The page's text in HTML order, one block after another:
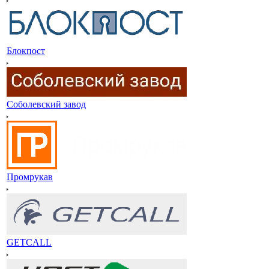
Блокпост
Соболевский завод
Промрукав
GETCALL